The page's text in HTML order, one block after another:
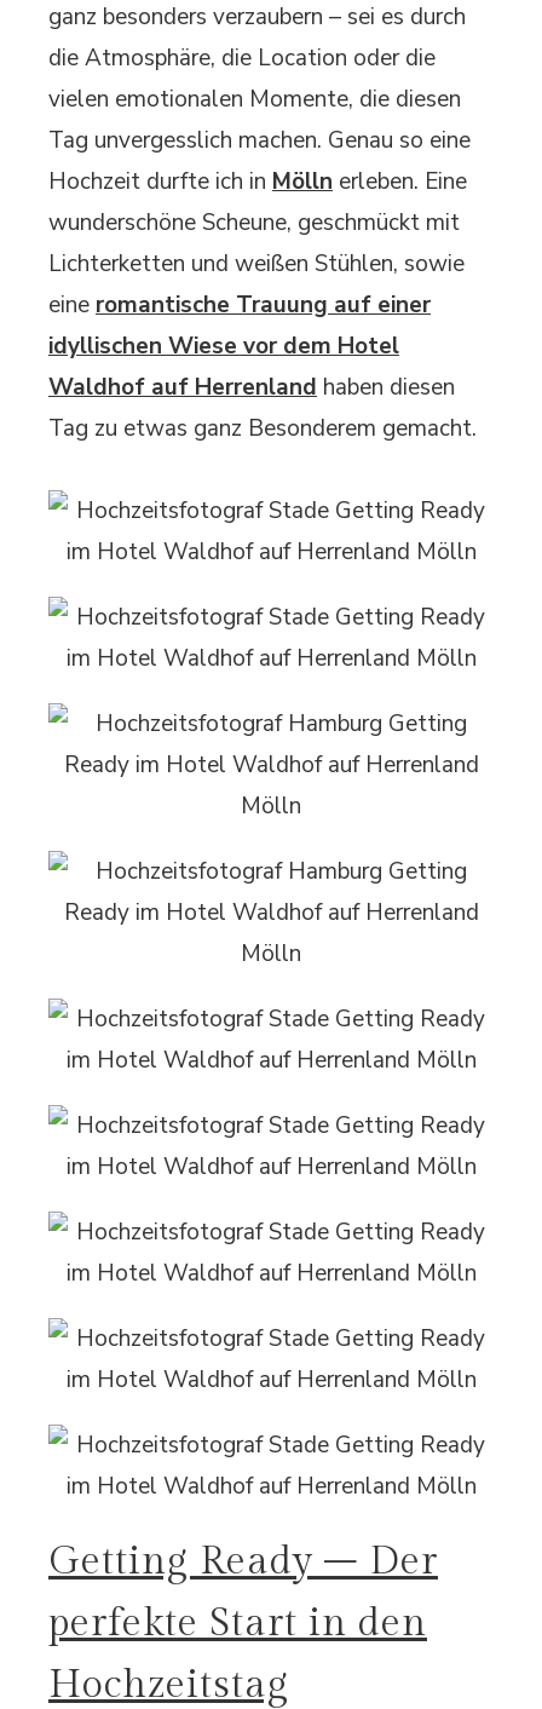
ganz besonders verzaubern – sei es durch
die Atmosphäre, die Location oder die
vielen emotionalen Momente, die diesen
Tag unvergesslich machen. Genau so eine
Hochzeit durfte ich in Mölln erleben. Eine
wunderschöne Scheune, geschmückt mit
Lichterketten und weißen Stühlen, sowie
eineromantische Trauung auf einer
idyllischen Wiese vor dem Hotel
Waldhof auf Herrenland haben diesen
Tag zu etwas ganz Besonderem gemacht.
Getting Ready – Der
perfekte Start in den
Hochzeitstag